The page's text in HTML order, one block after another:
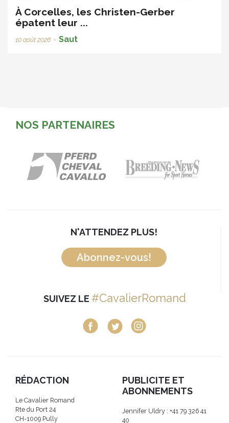
À Corcelles, les Christen-Gerber
épatent leur ...
10 août 2026 • Saut
NOS PARTENAIRES
N'ATTENDEZ PLUS!
Abonnez-vous!
SUIVEZ LE #CavalierRomand
RÉDACTION
Le Cavalier Romand
Rte du Port 24
CH-1009 Pully
PUBLICITE ET
ABONNEMENTS
Jennifer Uldry : +41 79 326 41
40